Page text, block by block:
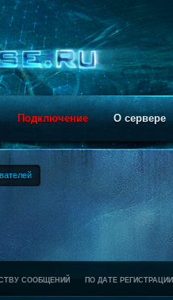
Подключение О сервере
СООБЩЕНИЙ ПО ДАТЕ РЕГИСТРАЦИИ